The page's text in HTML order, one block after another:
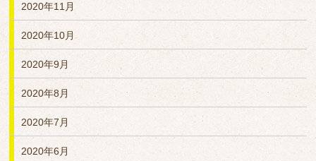
2020年11月
2020年10月
2020年9月
2020年8月
2020年7月
2020年6月